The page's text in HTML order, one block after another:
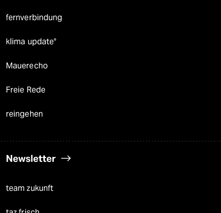
fernverbindung
klima update°
Mauerecho
Freie Rede
reingehen
Newsletter
team zukunft